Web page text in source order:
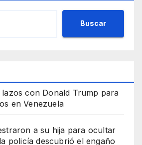
Buscar
lazos con Donald Trump para
en Venezuela
a su hija para ocultar
policía descubrió el engaño